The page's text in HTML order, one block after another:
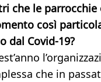
che le parrocchie
così
dal Covid-19?
che in